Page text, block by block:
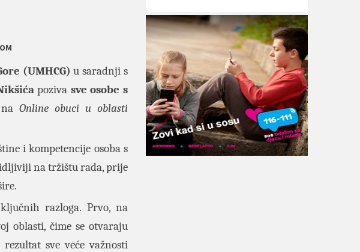
(UMHCG) u saradnji s
poziva sve osobe s
naOnline obuci u oblasti
i kompetencije osoba s
na tržištu rada, prije
razloga. Prvo, na
oblasti, čime se otvaraju
sve veće važnosti